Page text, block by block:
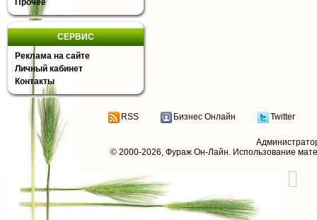
Прочее
СЕРВИС
Реклама на сайте
Личный кабинет
Контакты
RSS Бизнес Онлайн Twitter
© 2000-2026, Фураж Он-Лайн. Использование